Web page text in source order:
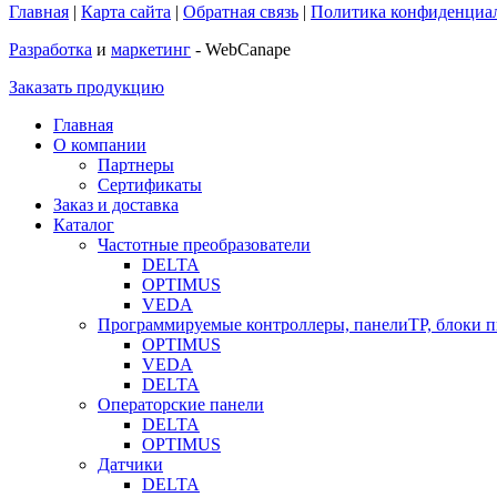
Главная | Карта сайта | Обратная связь | Политика
Разработка и маркетинг - WebCanape
Заказать продукцию
Главная
О компании
Партнеры
Сертификаты
Заказ и доставка
Каталог
Частотные преобразователи
DELTA
OPTIMUS
VEDA
Программируемые контроллеры, панелиTP, блоки
OPTIMUS
VEDA
DELTA
Операторские панели
DELTA
OPTIMUS
Датчики
DELTA